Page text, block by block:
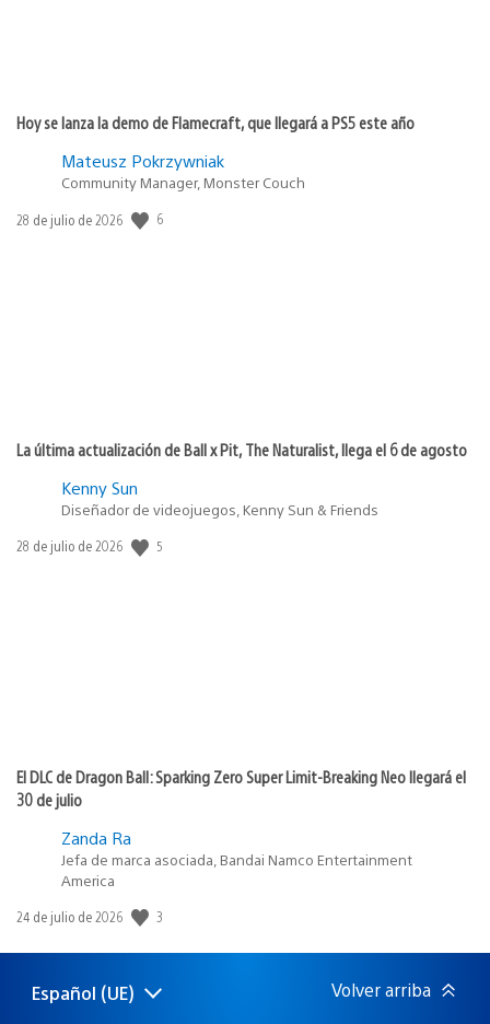
Hoy se lanza la demo de Flamecraft, que llegará a PS5 este año
Mateusz Pokrzywniak
Community Manager, Monster Couch
Fecha
28 de julio de 2026 6
La última actualización de Ball x Pit, The Naturalist, llega el 6 de agosto
Kenny Sun
Diseñador de videojuegos, Kenny Sun & Friends
Fecha
28 de julio de 2026 5
El DLC de Dragon Ball: Sparking Zero Super Limit-Breaking Neo llegará el
30 de julio
Zanda Ra
Jefa de marca asociada, Bandai Namco Entertainment
America
Fecha
publicación:
24 de julio de 2026 3
Selecciona
Región
Español (UE) Volver arriba